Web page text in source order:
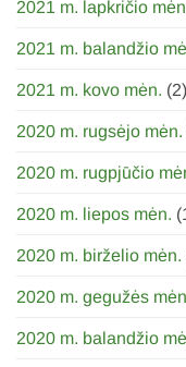
2021 m. lapkričio
2021 m. balandžio
2021 m. kovo mėn. (2)
2020 m. rugsėjo mėn.
2020 m. rugpjūčio
2020 m. liepos mėn.
2020 m. birželio mėn.
2020 m. gegužės
2020 m. balandžio